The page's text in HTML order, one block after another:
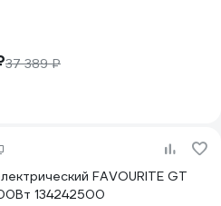
37 389 ₽
FAVOURITE GT
134242500